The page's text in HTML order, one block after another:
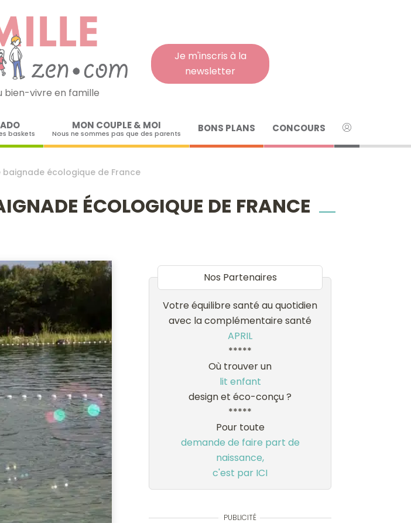
Je m'inscris à la
newsletter
bien-vivre en famille
baskets
MON COUPLE & MOI
Nous ne sommes pas que des parents BONS PLANS CONCOURS
écologique de France
ÉCOLOGIQUE DE FRANCE
Nos Partenaires
Votre équilibre santé au quotidien
avec la complémentaire santé
APRIL
*****
Où trouver un
lit enfant
design et éco-conçu ?
*****
Pour toute
demande de faire part de
naissance,
c'est par ICI
PUBLICITÉ